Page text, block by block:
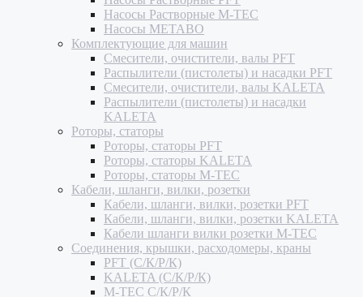
Насосы Растворные M-TEC
Насосы METABO
Комплектующие для машин
Смесители, очистители, валы PFT
Распылители (пистолеты) и насадки PFT
Смесители, очистители, валы KALETA
Распылители (пистолеты) и насадки
KALETA
Роторы, статоры
Роторы, статоры PFT
Роторы, статоры KALETA
Роторы, статоры M-TEC
Кабели, шланги, вилки, розетки
Кабели, шланги, вилки, розетки PFT
Кабели, шланги, вилки, розетки KALETA
Кабели шланги вилки розетки M-TEC
Соединения, крышки, расходомеры, краны
PFT (С/К/Р/К)
KALETA (С/К/Р/К)
M-TEC С/К/Р/К